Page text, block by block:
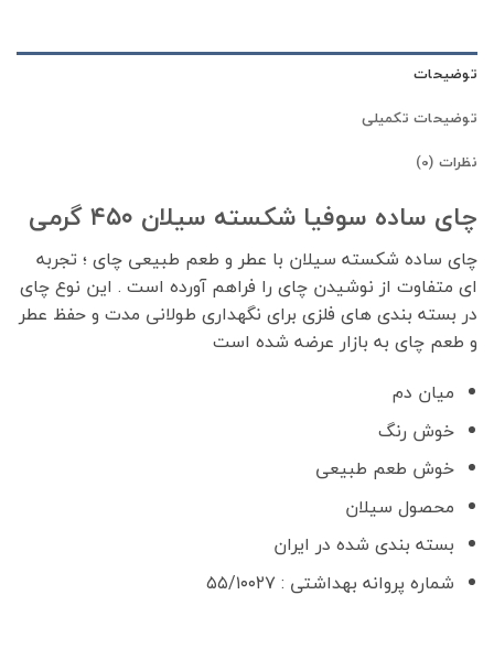
توضیحات
توضیحات تکمیلی
نظرات (0)
چای ساده سوفیا شکسته سیلان ۴۵۰ گرمی
چای ساده شکسته سیلان با عطر و طعم طبیعی چای ؛ تجربه
ای متفاوت از نوشیدن چای را فراهم آورده است . این نوع چای
در بسته بندی های فلزی برای نگهداری طولانی مدت و حفظ عطر
و طعم چای به بازار عرضه شده است
میان دم
خوش رنگ
خوش طعم طبیعی
محصول سیلان
بسته بندی شده در ایران
شماره پروانه بهداشتی : ۵۵/۱۰۰۲۷